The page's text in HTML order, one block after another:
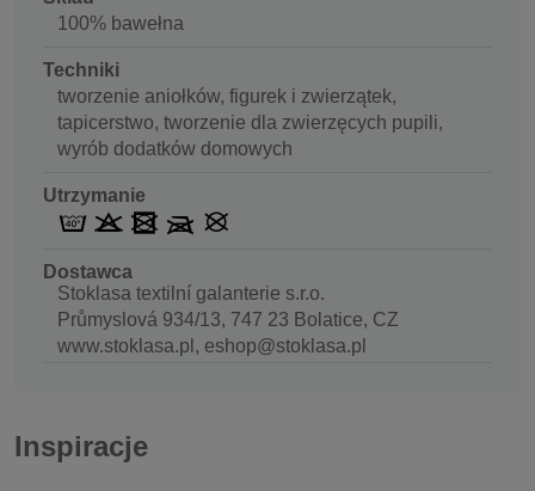
100% bawełna
Techniki
tworzenie aniołków, figurek i zwierzątek,
tapicerstwo, tworzenie dla zwierzęcych pupili,
wyrób dodatków domowych
Utrzymanie
Dostawca
Stoklasa textilní galanterie s.r.o.
Průmyslová 934/13, 747 23 Bolatice, CZ
www.stoklasa.pl, eshop@stoklasa.pl
Inspiracje